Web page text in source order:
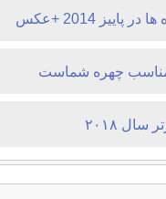
2014 +عکس
چهره شماست